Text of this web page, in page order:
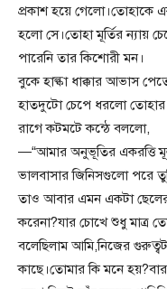
প্রকাশ হয়ে গেলো।তোহাকে
হলো সে।তোহা মূর্তির ন্যায়
পারেনি তার কিশোরী মন।
বুকে হাল্কা ধাক্কার আভাস
হাতদুটো চেপে ধরলো
রাগে কটমটে কন্ঠে বললো,
—“আমার অনুভূতির একরত্তি
ভালবাসার জিনিসগুলো পরে
তাও আবার এমন একটা ছেলের
করেনা?যার চোখে শুধু মাত্র
বলেছিলাম আমি,নিজের
কাছে।তোমার কি মনে